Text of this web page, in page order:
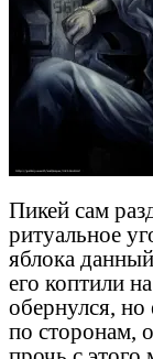
Пикей сам
ритуальное
яблока
его коптили
обернулся,
по сторонам,